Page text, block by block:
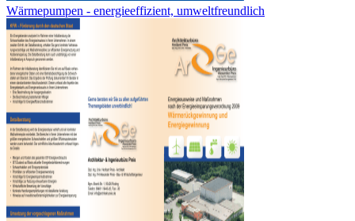
Wärmepumpen - energieeffizient, umweltfreundlich